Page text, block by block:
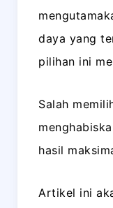
daya yang
pilihan ini
Salah
hasil
Artikel ini